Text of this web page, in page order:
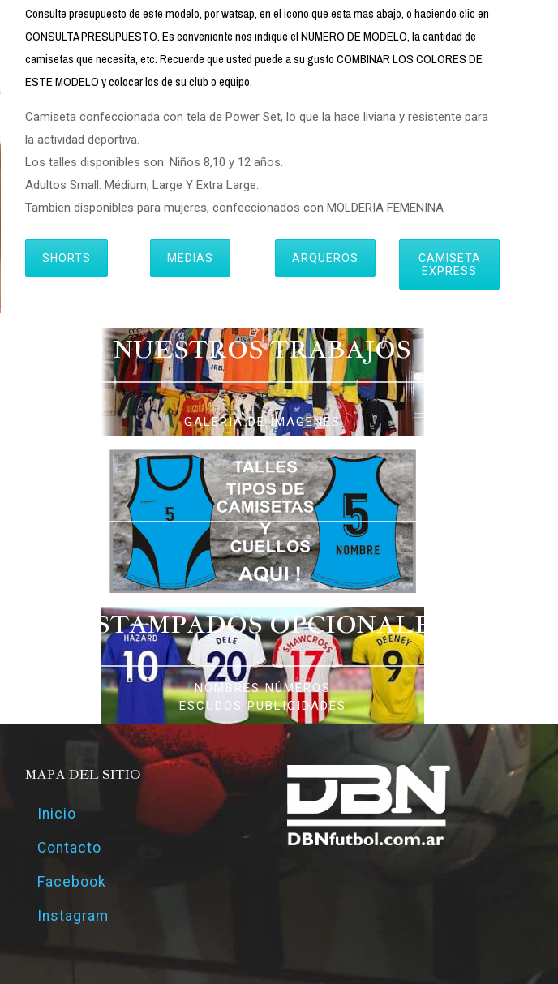
Consulte presupuesto de este modelo, por watsap, en el icono que esta mas abajo, o haciendo clic en
CONSULTA PRESUPUESTO. Es conveniente nos indique el NUMERO DE MODELO, la cantidad de
camisetas que necesita, etc. Recuerde que usted puede a su gusto COMBINAR LOS COLORES DE
ESTE MODELO y colocar los de su club o equipo.
Camiseta confeccionada con tela de Power Set, lo que la hace liviana y resistente para
la actividad deportiva.
Los talles disponibles son: Niños 8,10 y 12 años.
Adultos Small. Médium, Large Y Extra Large.
Tambien disponibles para mujeres, confeccionados con MOLDERIA FEMENINA
SHORTS MEDIAS ARQUEROS
CAMISETA
EXPRESS
NUESTROS TRABAJOS
GALERIA DE IMAGENES
ESTAMPADOS OPCIONALES
NOMBRES NÚMEROS
ESCUDOS PUBLICIDADES
MAPA DEL SITIO
Inicio
Contacto
Facebook
Instagram